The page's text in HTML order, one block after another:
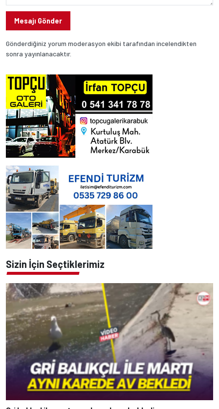
Mesajı Gönder
Gönderdiğiniz yorum moderasyon ekibi tarafından incelendikten
sonra yayınlanacaktır.
Sizin İçin Seçtiklerimiz